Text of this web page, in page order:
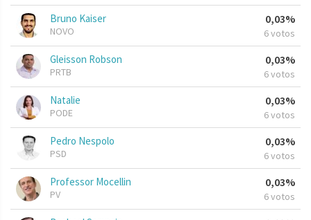
Bruno Kaiser
NOVO
0,03%
6 votos
Gleisson Robson
PRTB
0,03%
6 votos
Natalie
PODE
0,03%
6 votos
Pedro Nespolo
PSD
0,03%
6 votos
Professor Mocellin
PV
0,03%
6 votos